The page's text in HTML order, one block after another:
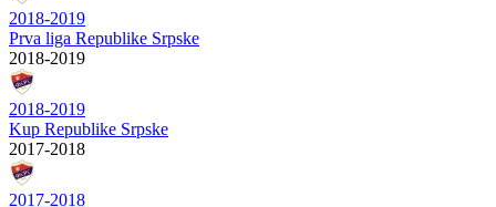
2018-2019
Prva liga Republike Srpske
2018-2019
2018-2019
Kup Republike Srpske
2017-2018
2017-2018